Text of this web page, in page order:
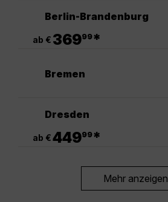
Berlin-Brandenburg
ab € 36999*
Bremen
Dresden
ab €44999*
Mehr anzeigen